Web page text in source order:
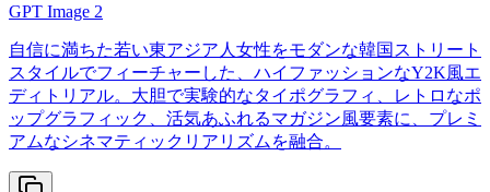
GPT Image 2
自信に満ちた若い東アジア人女性をモダンな韓国ストリート
スタイルでフィーチャーした、ハイファッションなY2K風エ
ディトリアル。大胆で実験的なタイポグラフィ、レトロなポ
ップグラフィック、活気あふれるマガジン風要素に、プレミ
アムなシネマティックリアリズムを融合。